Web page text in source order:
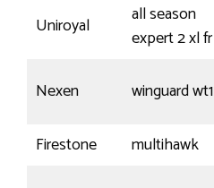
Uniroyal
all season
expert 2 xl fr
Nexen winguard wt1
Firestone
multihawk